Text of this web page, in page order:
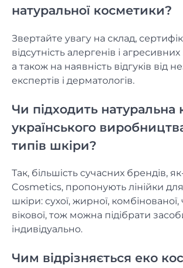
натуральної косметики?
Звертайте увагу на склад,
відсутність алергенів і
а також на наявність відгуків від
експертів і дерматологів.
Чи підходить натуральна
українського
типів шкіри?
Так, більшість сучасних брендів,
Cosmetics, пропонують лінійки для
шкіри: сухої, жирної, комбінованої,
вікової, тож можна підібрати
індивідуально.
Чим відрізняється еко